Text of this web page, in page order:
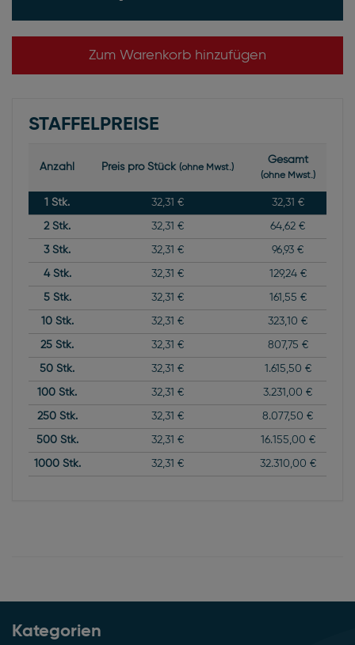
Zum Warenkorb hinzufügen
STAFFELPREISE
Anzahl Preis pro Stück (ohne Mwst.)
Gesamt
(ohne Mwst.)
1 Stk. 32,31 € 32,31 €
2Stk. 32,31 € 64,62 €
3Stk. 32,31 € 96,93 €
4Stk. 32,31 € 129,24 €
5Stk. 32,31 € 161,55 €
10Stk. 32,31 € 323,10 €
25 Stk. 32,31 € 807,75 €
50 Stk. 32,31 € 1.615,50 €
100 Stk. 32,31 € 3.231,00 €
250Stk. 32,31 € 8.077,50 €
500Stk. 32,31 € 16.155,00 €
1000Stk. 32,31 € 32.310,00 €
Kategorien